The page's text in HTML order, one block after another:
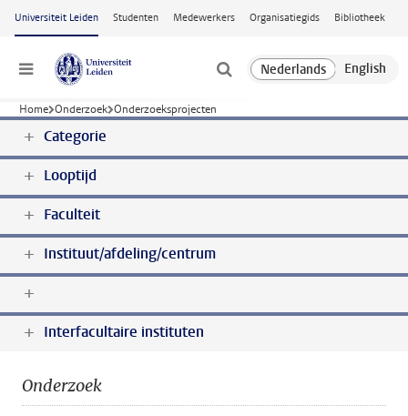
Ga naar hoofdinhoud
Universiteit Leiden Studenten Medewerkers Organisatiegids Bibliotheek
Menu
Home Onderzoek Onderzoeksprojecten
Categorie
Looptijd
Faculteit
Instituut/afdeling/centrum
Interfacultaire instituten
Onderzoek